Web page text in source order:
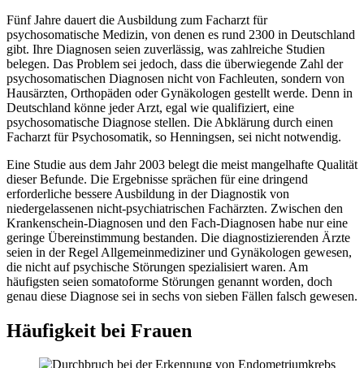
Fünf Jahre dauert die Ausbildung zum Facharzt für
psychosomatische Medizin, von denen es rund 2300 in Deutschland
gibt. Ihre Diagnosen seien zuverlässig, was zahlreiche Studien
belegen. Das Problem sei jedoch, dass die überwiegende Zahl der
psychosomatischen Diagnosen nicht von Fachleuten, sondern von
Hausärzten, Orthopäden oder Gynäkologen gestellt werde. Denn in
Deutschland könne jeder Arzt, egal wie qualifiziert, eine
psychosomatische Diagnose stellen. Die Abklärung durch einen
Facharzt für Psychosomatik, so Henningsen, sei nicht notwendig.
Eine Studie aus dem Jahr 2003 belegt die meist mangelhafte Qualität
dieser Befunde. Die Ergebnisse sprächen für eine dringend
erforderliche bessere Ausbildung in der Diagnostik von
niedergelassenen nicht-psychiatrischen Fachärzten. Zwischen den
Krankenschein-Diagnosen und den Fach-Diagnosen habe nur eine
geringe Übereinstimmung bestanden. Die diagnostizierenden Ärzte
seien in der Regel Allgemeinmediziner und Gynäkologen gewesen,
die nicht auf psychische Störungen spezialisiert waren. Am
häufigsten seien somatoforme Störungen genannt worden, doch
genau diese Diagnose sei in sechs von sieben Fällen falsch gewesen.
Häufigkeit bei Frauen